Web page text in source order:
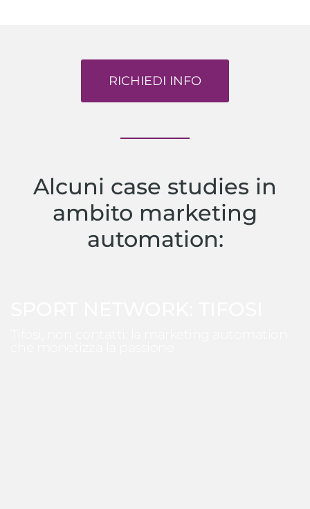
RICHIEDI INFO
Alcuni case studies in
ambito marketing
automation: